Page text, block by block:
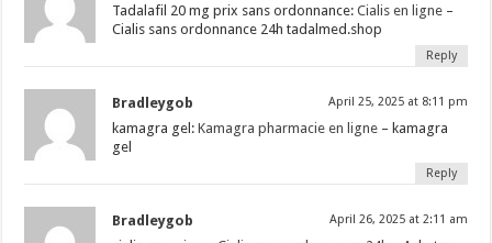
Tadalafil 20 mg prix sans ordonnance:Cialis en ligne –
Cialis sans ordonnance 24h tadalmed.shop
Reply
Bradleygob April 25, 2025 at 8:11 pm
kamagra gel:Kamagra pharmacie en ligne – kamagra
gel
Reply
Bradleygob April 26, 2025 at 2:11 am